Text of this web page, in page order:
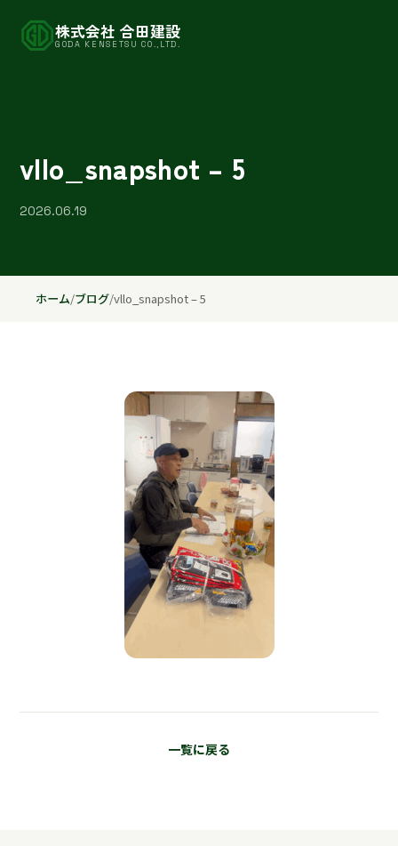
株式会社 合田建設
GODA KENSETSU CO.,LTD.
vllo_snapshot – 5
2026.06.19
ホーム/ブログ/vllo_snapshot – 5
一覧に戻る